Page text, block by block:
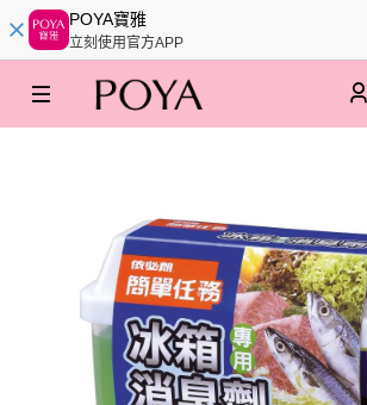
POYA寶雅
立刻使用官方APP